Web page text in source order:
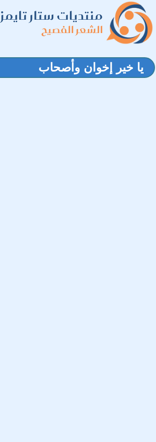
منتديات ستار تايمز
الشعر الفصيح
يا خير إخوان وأصحاب